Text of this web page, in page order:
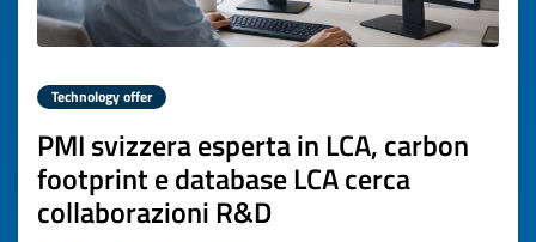
Technology offer
PMI svizzera esperta in LCA, carbon
footprint e database LCA cerca
collaborazioni R&D